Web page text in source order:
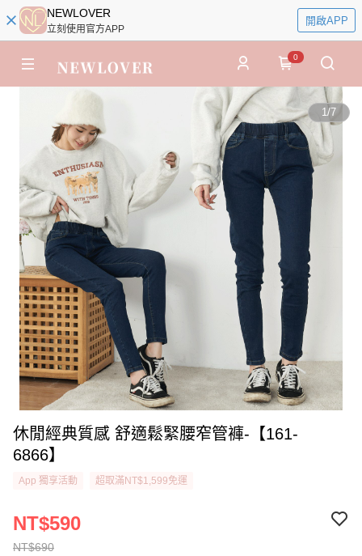
NEWLOVER
立刻使用官方APP
開啟APP
0
1/7
休閒經典質感 舒適鬆緊腰窄管褲-【161-
6866】
App 獨享活動 超取滿NT$1,599免運
NT$690
NT$590